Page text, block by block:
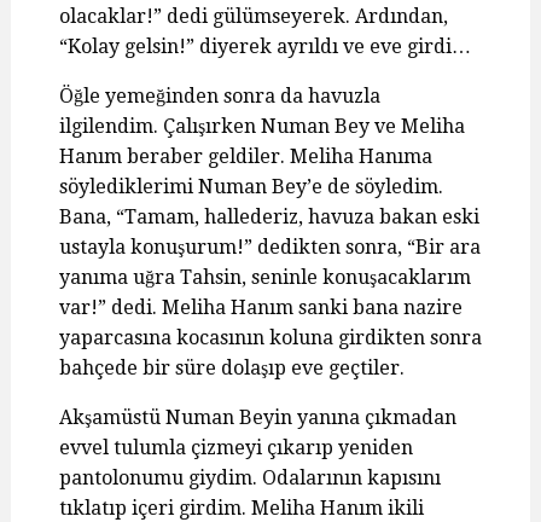
olacaklar!” dedi gülümseyerek. Ardından,
“Kolay gelsin!” diyerek ayrıldı ve eve girdi…
Öğle yemeğinden sonra da havuzla
ilgilendim. Çalışırken Numan Bey ve Meliha
Hanım beraber geldiler. Meliha Hanıma
söylediklerimi Numan Bey’e de söyledim.
Bana, “Tamam, hallederiz, havuza bakan eski
ustayla konuşurum!” dedikten sonra, “Bir ara
yanıma uğra Tahsin, seninle konuşacaklarım
var!” dedi. Meliha Hanım sanki bana nazire
yaparcasına kocasının koluna girdikten sonra
bahçede bir süre dolaşıp eve geçtiler.
Akşamüstü Numan Beyin yanına çıkmadan
evvel tulumla çizmeyi çıkarıp yeniden
pantolonumu giydim. Odalarının kapısını
tıklatıp içeri girdim. Meliha Hanım ikili